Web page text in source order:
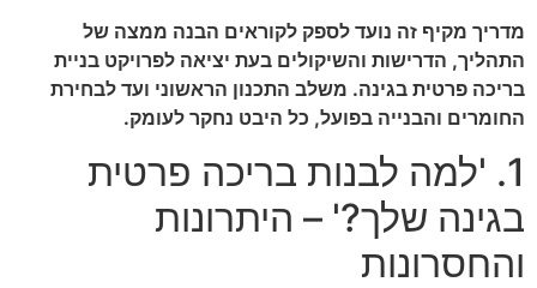
מדריך מקיף זה נועד לספק לקוראים הבנה ממצה של
התהליך, הדרישות והשיקולים בעת יציאה לפרויקט בניית
בריכה פרטית בגינה. משלב התכנון הראשוני ועד לבחירת
החומרים והבנייה בפועל, כל היבט נחקר לעומק.
1. 'למה לבנות בריכה פרטית
בגינה שלך?' – היתרונות
והחסרונות